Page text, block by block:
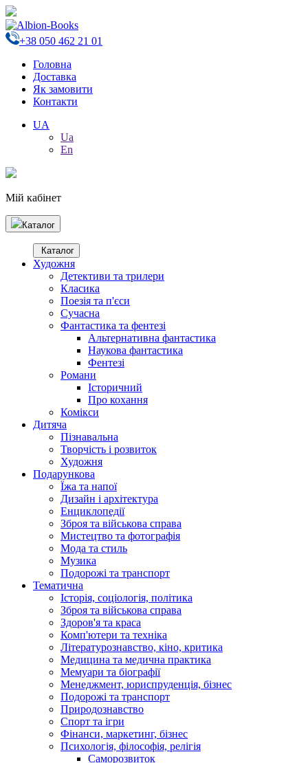
+38 050 462 21 01
Головна
Доставка
Як замовити
Контакти
UA
Ua
En
Мій кабінет
Каталог
Каталог
Художня
Детективи та трилери
Класика
Поезія та п'єси
Сучасна
Фантастика та фентезі
Альтернативна фантастика
Наукова фантастика
Фентезі
Романи
Історичний
Про кохання
Комікси
Дитяча
Пізнавальна
Творчість і розвиток
Художня
Подарункова
Їжа та напої
Дизайн і архітектура
Енциклопедії
Зброя та військова справа
Мистецтво та фотографія
Мода та стиль
Музика
Подорожі та транспорт
Тематична
Історія, соціологія, політика
Зброя та військова справа
Здоров'я та краса
Комп'ютери та техніка
Літературознавство, кіно, критика
Медицина та медична практика
Мемуари та біографії
Менеджмент, юриспруденція, бізнес
Подорожі та транспорт
Природознавство
Спорт та ігри
Фінанси, маркетинг, бізнес
Психологія, філософія, релігія
Саморозвиток